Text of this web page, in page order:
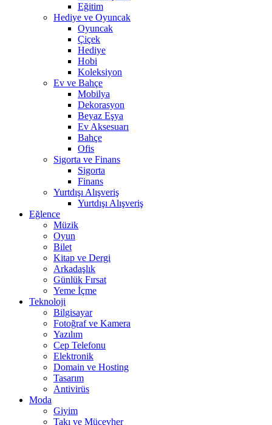
Eğitim
Hediye ve Oyuncak
Oyuncak
Çiçek
Hediye
Hobi
Koleksiyon
Ev ve Bahçe
Mobilya
Dekorasyon
Beyaz Eşya
Ev Aksesuarı
Bahçe
Ofis
Sigorta ve Finans
Sigorta
Finans
Yurtdışı Alışveriş
Yurtdışı Alışveriş
Eğlence
Müzik
Oyun
Bilet
Kitap ve Dergi
Arkadaşlık
Günlük Fırsat
Yeme İçme
Teknoloji
Bilgisayar
Fotoğraf ve Kamera
Yazılım
Cep Telefonu
Elektronik
Domain ve Hosting
Tasarım
Antivirüs
Moda
Giyim
Takı ve Mücevher